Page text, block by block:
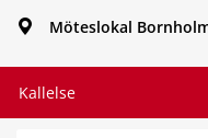
Möteslokal
Kallelse